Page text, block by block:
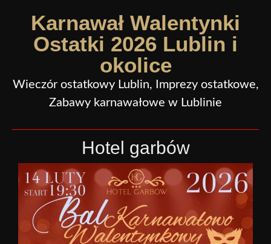
Karnawał Walentynki
Ostatki 2026 Lublin i
okolice
Wieczór ostatkowy Lublin, Imprezy ostatkowe,
Zabawy karnawałowe w Lublinie
Hotel garbów